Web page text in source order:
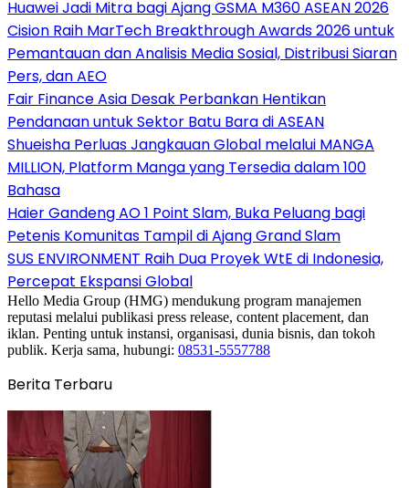
Huawei Jadi Mitra bagi Ajang GSMA M360 ASEAN 2026
Cision Raih MarTech Breakthrough Awards 2026 untuk
Pemantauan dan Analisis Media Sosial, Distribusi Siaran
Pers, dan AEO
Fair Finance Asia Desak Perbankan Hentikan
Pendanaan untuk Sektor Batu Bara di ASEAN
Shueisha Perluas Jangkauan Global melalui MANGA
MILLION, Platform Manga yang Tersedia dalam 100
Bahasa
Haier Gandeng AO 1 Point Slam, Buka Peluang bagi
Petenis Komunitas Tampil di Ajang Grand Slam
SUS ENVIRONMENT Raih Dua Proyek WtE di Indonesia,
Percepat Ekspansi Global
Hello Media Group (HMG) mendukung program manajemen
reputasi melalui publikasi press release, content placement, dan
iklan. Penting untuk instansi, organisasi, dunia bisnis, dan tokoh
publik. Kerja sama, hubungi: 08531-5557788
Berita Terbaru